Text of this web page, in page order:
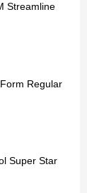
Streamline
Regular
Super Star